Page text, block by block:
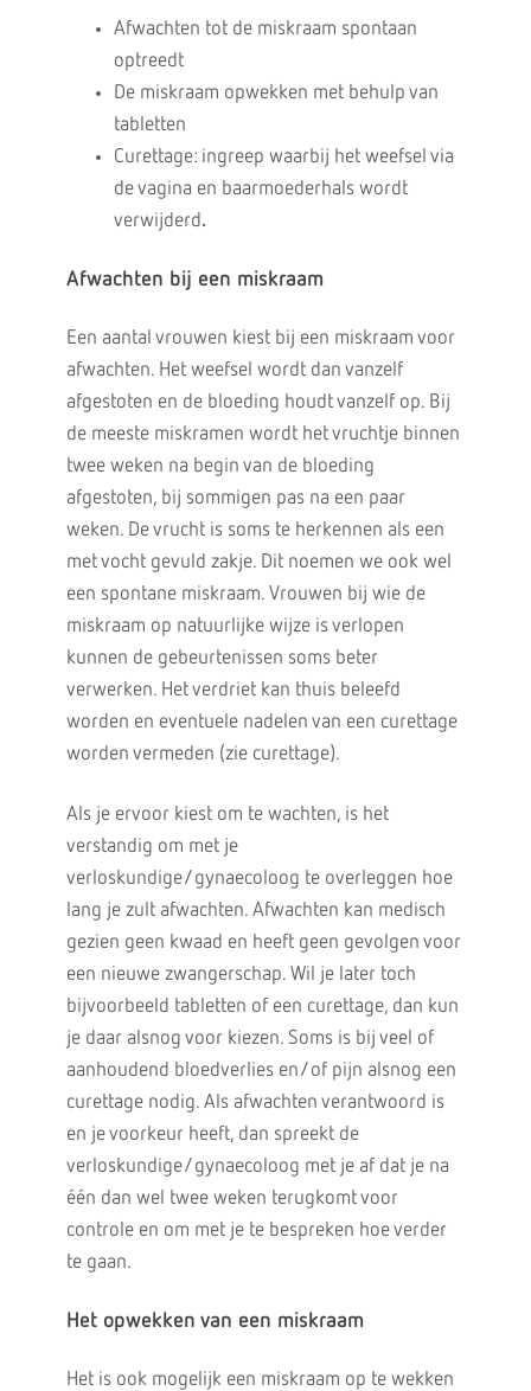
Afwachten tot de miskraam spontaan
optreedt
De miskraam opwekken met behulp van
tabletten
Curettage: ingreep waarbij het weefsel via
de vagina en baarmoederhals wordt
verwijderd.
Afwachten bij een miskraam
Een aantal vrouwen kiest bij een miskraam voor
afwachten. Het weefsel wordt dan vanzelf
afgestoten en de bloeding houdt vanzelf op. Bij
de meeste miskramen wordt het vruchtje binnen
twee weken na begin van de bloeding
afgestoten, bij sommigen pas na een paar
weken. De vrucht is soms te herkennen als een
met vocht gevuld zakje. Dit noemen we ook wel
een spontane miskraam. Vrouwen bij wie de
miskraam op natuurlijke wijze is verlopen
kunnen de gebeurtenissen soms beter
verwerken. Het verdriet kan thuis beleefd
worden en eventuele nadelen van een curettage
worden vermeden (zie curettage).
Als je ervoor kiest om te wachten, is het
verstandig om met je
verloskundige/gynaecoloog te overleggen hoe
lang je zult afwachten. Afwachten kan medisch
gezien geen kwaad en heeft geen gevolgen voor
een nieuwe zwangerschap. Wil je later toch
bijvoorbeeld tabletten of een curettage, dan kun
je daar alsnog voor kiezen. Soms is bij veel of
aanhoudend bloedverlies en/of pijn alsnog een
curettage nodig. Als afwachten verantwoord is
en je voorkeur heeft, dan spreekt de
verloskundige/gynaecoloog met je af dat je na
één dan wel twee weken terugkomt voor
controle en om met je te bespreken hoe verder
te gaan.
Het opwekken van een miskraam
Het is ook mogelijk een miskraam op te wekken